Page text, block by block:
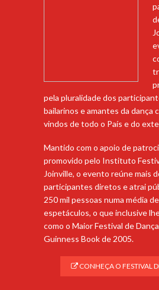
pela pluralidade dos
bailarinos e amantes da dança
vindos de todo o País e do
Mantido com o apoio de
promovido pelo Instituto
Joinville, o evento reúne mais
participantes diretos e atrai
250 mil pessoas numa média
espetáculos, o que inclusive
como o Maior Festival de
Guinness Book de 2005.
CONHEÇA O FESTIVAL